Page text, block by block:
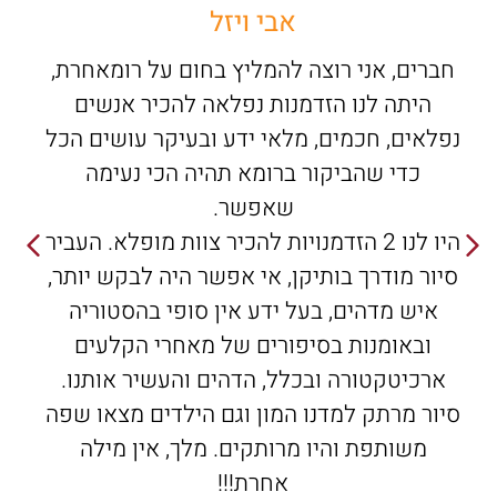
חברים, אני רוצה להמליץ בחום על רומאחרת,
היתה לנו הזדמנות נפלאה להכיר אנשים
נפלאים, חכמים, מלאי ידע ובעיקר עושים הכל
כדי שהביקור ברומא תהיה הכי נעימה
שאפשר.
היו לנו 2 הזדמנויות להכיר צוות מופלא. העביר
סיור מודרך בותיקן, אי אפשר היה לבקש יותר,
איש מדהים, בעל ידע אין סופי בהסטוריה
ובאומנות בסיפורים של מאחרי הקלעים
ארכיטקטורה ובכלל, הדהים והעשיר אותנו.
סיור מרתק למדנו המון וגם הילדים מצאו שפה
משותפת והיו מרותקים. מלך, אין מילה
אחרת!!!
אבי ויזל